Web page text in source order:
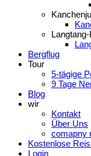
Bergflug
Tour
5-tägige
9 Tage
Blog
wir
Kontakt
Über Uns
comapny
Kostenlose
Login